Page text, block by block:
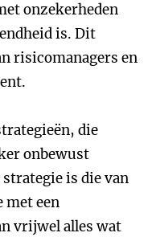
onzekerheden
is. Dit
risicomanagers en
die
onbewust
is die van
een
vrijwel alles wat